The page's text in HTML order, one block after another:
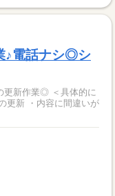
♪電話ナシ◎シ
更新 ・内容に間違いが